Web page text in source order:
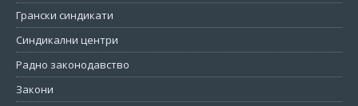
Грански синдикати
Синдикални центри
Радно законодавство
Закони